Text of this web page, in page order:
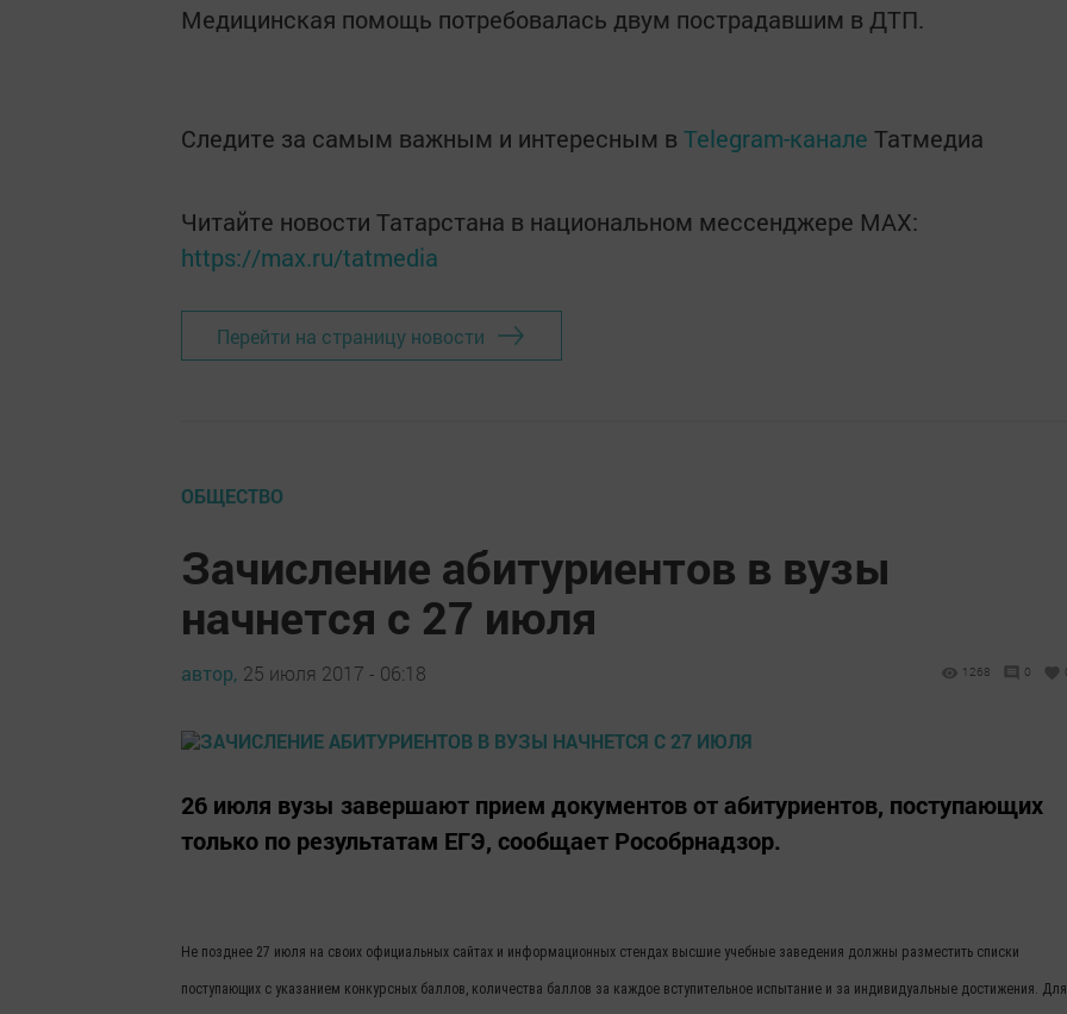
Медицинская помощь потребовалась двум пострадавшим в ДТП.
Следите за самым важным и интересным в Telegram-канале Татмедиа
Читайте новости Татарстана в национальном мессенджере MАХ:
https://max.ru/tatmedia
Перейти на страницу новости
ОБЩЕСТВО
Зачисление абитуриентов в вузы
начнется с 27 июля
автор, 25 июля 2017 - 06:18 1268 0
26 июля вузы завершают прием документов от абитуриентов, поступающих
только по результатам ЕГЭ, сообщает Рособрнадзор.
Не позднее 27 июля на своих официальных сайтах и информационных стендах высшие учебные заведения должны разместить списки
поступающих с указанием конкурсных баллов, количества баллов за каждое вступительное испытание и за индивидуальные достижения. Для